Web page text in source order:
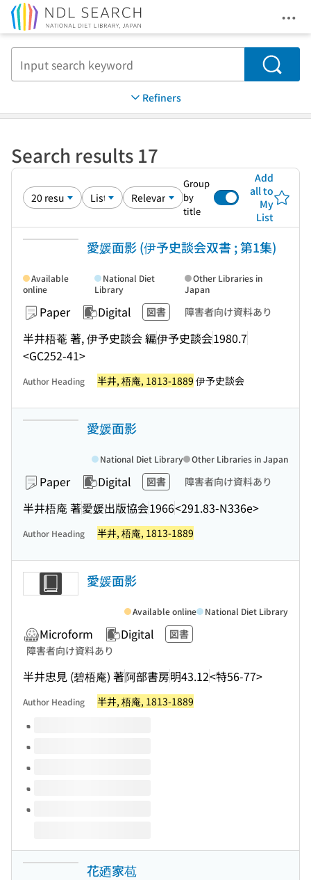
Search
Refiners
Search results 17
Group
by
title
Add
all to
My
List
愛媛面影 (伊予史談会双書 ; 第1集)
Paper Digital 図書 障害者向け資料あり
半井梧菴 著, 伊予史談会 編伊予史談会1980.7
<GC252-41>
Available
online
National Diet
Library
Other Libraries in
Japan
Author Heading 半井, 梧庵, 1813-1889 伊予史談会
愛媛面影
Paper Digital 図書 障害者向け資料あり
半井梧庵 著愛媛出版協会1966<291.83-N336e>
National Diet Library Other Libraries in Japan
Author Heading 半井, 梧庵, 1813-1889
愛媛面影
Microform Digital
図書
障害者向け資料あり
半井忠見 (碧梧庵) 著阿部書房明43.12<特56-77>
Available online National Diet Library
Author Heading 半井, 梧庵, 1813-1889
Volumes of this title
花廼家苞